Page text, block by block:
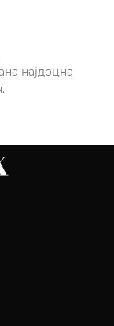
најдоцна